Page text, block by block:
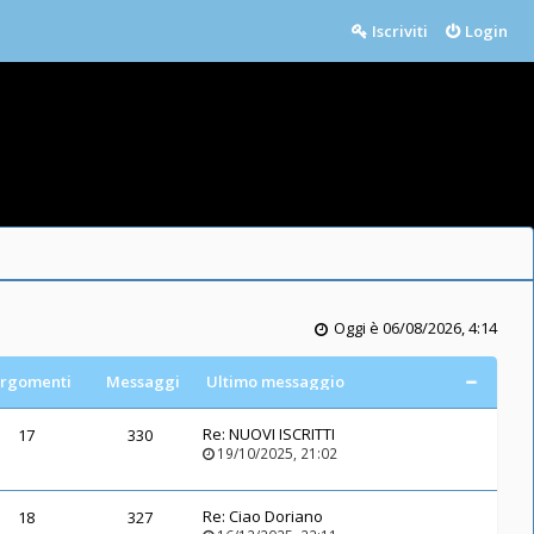
Login
Iscriviti
Oggi è 06/08/2026, 4:14
Messaggi Ultimo messaggio
17 330 Re: NUOVI ISCRITTI
19/10/2025, 21:02
18 327 Re: Ciao Doriano